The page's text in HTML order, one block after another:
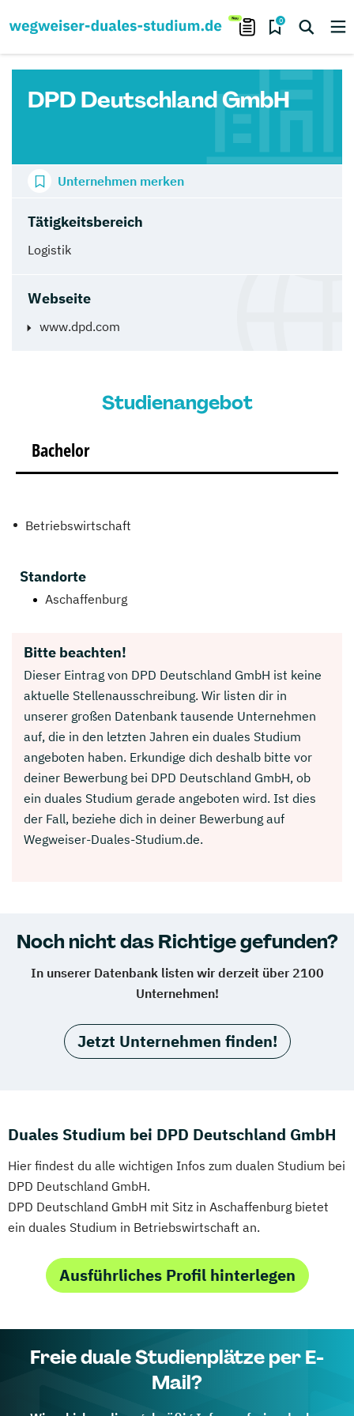
0
DPD Deutschland GmbH
Tätigkeitsbereich
Logistik
Webseite
www.dpd.com
Unternehmen merken
Studienangebot
Bachelor
Betriebswirtschaft
Standorte
Aschaffenburg
Bitte beachten!
Dieser Eintrag von DPD Deutschland GmbH ist keine
aktuelle Stellenausschreibung. Wir listen dir in
unserer großen Datenbank tausende Unternehmen
auf, die in den letzten Jahren ein duales Studium
angeboten haben. Erkundige dich deshalb bitte vor
deiner Bewerbung bei DPD Deutschland GmbH, ob
ein duales Studium gerade angeboten wird. Ist dies
der Fall, beziehe dich in deiner Bewerbung auf
Wegweiser-Duales-Studium.de.
Noch nicht das Richtige gefunden?
In unserer Datenbank listen wir derzeit über 2100
Unternehmen!
Jetzt Unternehmen finden!
Duales Studium bei DPD Deutschland GmbH
Hier findest du alle wichtigen Infos zum dualen Studium bei
DPD Deutschland GmbH.
DPD Deutschland GmbH mit Sitz in Aschaffenburg bietet
ein duales Studium in Betriebswirtschaft an.
Ausführliches Profil hinterlegen
Freie duale Studienplätze per E-
Mail?